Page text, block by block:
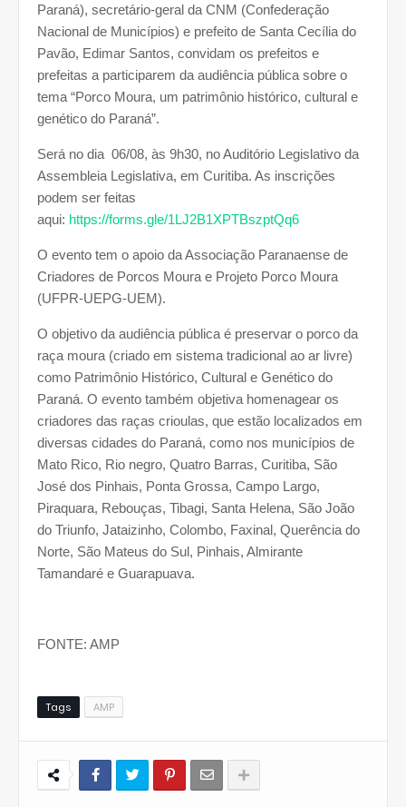
Paraná), secretário-geral da CNM (Confederação
Nacional de Municípios) e prefeito de Santa Cecília do
Pavão, Edimar Santos, convidam os prefeitos e
prefeitas a participarem da audiência pública sobre o
tema “Porco Moura, um patrimônio histórico, cultural e
genético do Paraná”.
Será no dia 06/08, às 9h30, no Auditório Legislativo da
Assembleia Legislativa, em Curitiba. As inscrições
podem ser feitas
aqui: https://forms.gle/1LJ2B1XPTBszptQq6
O evento tem o apoio da Associação Paranaense de
Criadores de Porcos Moura e Projeto Porco Moura
(UFPR-UEPG-UEM).
O objetivo da audiência pública é preservar o porco da
raça moura (criado em sistema tradicional ao ar livre)
como Patrimônio Histórico, Cultural e Genético do
Paraná. O evento também objetiva homenagear os
criadores das raças crioulas, que estão localizados em
diversas cidades do Paraná, como nos municípios de
Mato Rico, Rio negro, Quatro Barras, Curitiba, São
José dos Pinhais, Ponta Grossa, Campo Largo,
Piraquara, Rebouças, Tibagi, Santa Helena, São João
do Triunfo, Jataizinho, Colombo, Faxinal, Querência do
Norte, São Mateus do Sul, Pinhais, Almirante
Tamandaré e Guarapuava.
FONTE: AMP
Tags AMP